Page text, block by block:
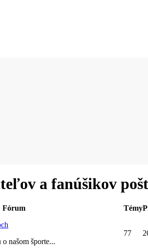
a fanúšikov
Fórum Témy
našom športe...
77